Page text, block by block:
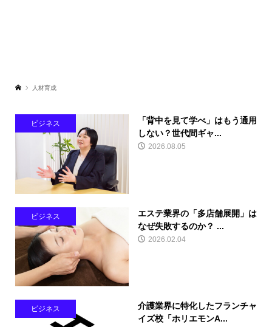
人材育成
ビジネス
「背中を見て学べ」はもう通用
しない？世代間ギャ...
2026.08.05
ビジネス
エステ業界の「多店舗展開」は
なぜ失敗するのか？ ...
2026.02.04
ビジネス
介護業界に特化したフランチャ
イズ校「ホリエモンA...